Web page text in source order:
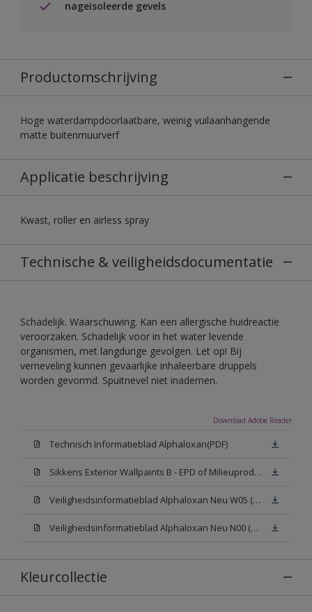
nageisoleerde gevels
Productomschrijving
Hoge waterdampdoorlaatbare, weinig vuilaanhangende
matte buitenmuurverf
Applicatie beschrijving
Kwast, roller en airless spray
Technische & veiligheidsdocumentatie
Schadelijk. Waarschuwing. Kan een allergische huidreactie
veroorzaken. Schadelijk voor in het water levende
organismen, met langdurige gevolgen. Let op! Bij
verneveling kunnen gevaarlijke inhaleerbare druppels
worden gevormd. Spuitnevel niet inademen.
Download Adobe Reader
Technisch Informatieblad Alphaloxan(PDF)
Sikkens Exterior Wallpaints B - EPD of Milieuproductverklaring
Veiligheidsinformatieblad Alphaloxan Neu W05 (MSDS)
Veiligheidsinformatieblad Alphaloxan Neu N00 (MSDS)
Kleurcollectie